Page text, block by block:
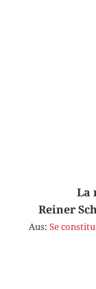
La
Reiner
Aus: Se